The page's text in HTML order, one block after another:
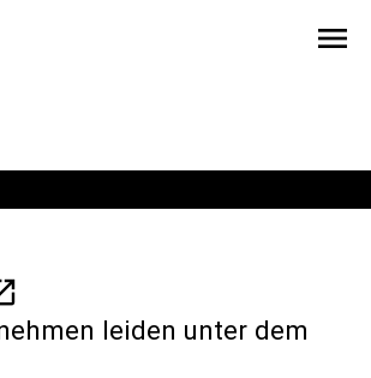
menu
leiden unter dem